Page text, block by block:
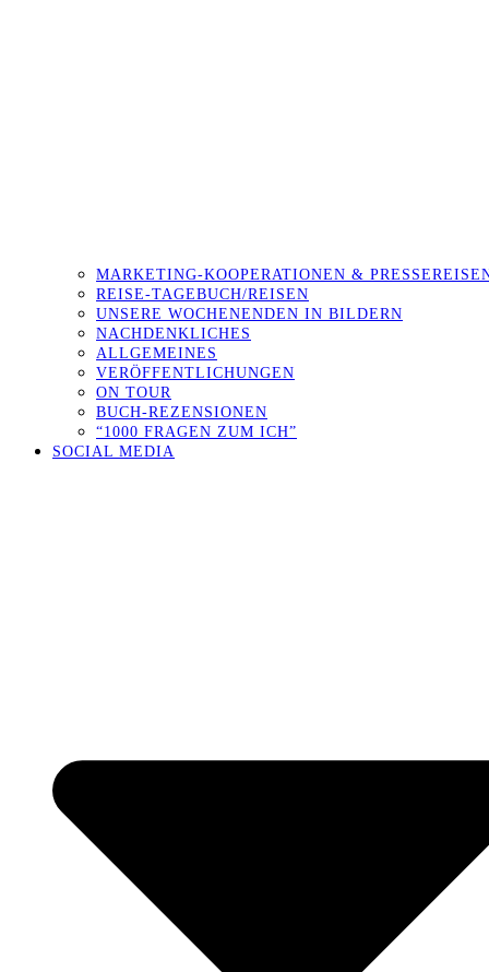
MARKETING-KOOPERATIONEN &
REISE-TAGEBUCH/REISEN
UNSERE WOCHENENDEN IN BILDERN
NACHDENKLICHES
ALLGEMEINES
VERÖFFENTLICHUNGEN
ON TOUR
BUCH-REZENSIONEN
“1000 FRAGEN ZUM ICH”
SOCIAL MEDIA